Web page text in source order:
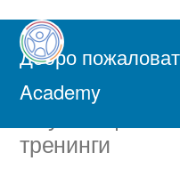
Добро
Academy
Перейти
содержимому
Академия
тренинги